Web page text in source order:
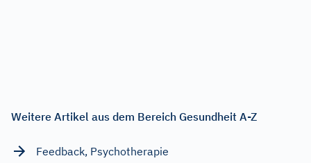
Weitere Artikel aus dem Bereich Gesundheit A-Z
Feedback, Psychotherapie